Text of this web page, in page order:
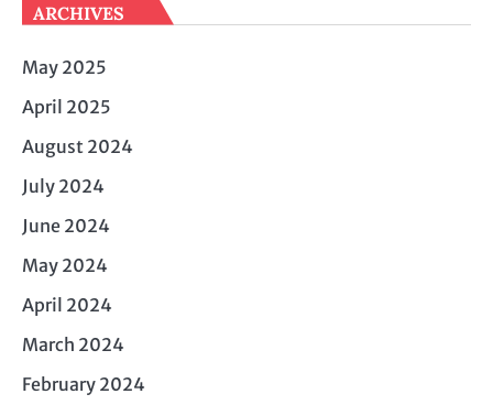
ARCHIVES
May 2025
April 2025
August 2024
July 2024
June 2024
May 2024
April 2024
March 2024
February 2024